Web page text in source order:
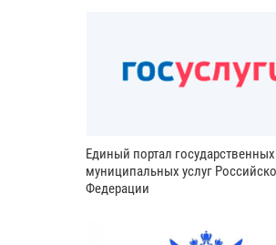
Единый портал
муниципальных услуг
Федерации